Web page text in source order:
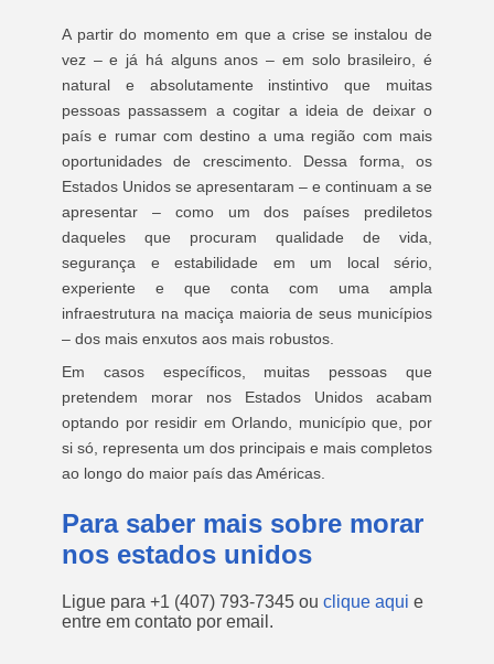
A partir do momento em que a crise se instalou de
vez – e já há alguns anos – em solo brasileiro, é
natural e absolutamente instintivo que muitas
pessoas passassem a cogitar a ideia de deixar o
país e rumar com destino a uma região com mais
oportunidades de crescimento. Dessa forma, os
Estados Unidos se apresentaram – e continuam a se
apresentar – como um dos países prediletos
daqueles que procuram qualidade de vida,
segurança e estabilidade em um local sério,
experiente e que conta com uma ampla
infraestrutura na maciça maioria de seus municípios
– dos mais enxutos aos mais robustos.
Em casos específicos, muitas pessoas que
pretendem morar nos Estados Unidos acabam
optando por residir em Orlando, município que, por
si só, representa um dos principais e mais completos
ao longo do maior país das Américas.
Para saber mais sobre morar
nos estados unidos
Ligue para +1 (407) 793-7345 ou clique aqui e
entre em contato por email.